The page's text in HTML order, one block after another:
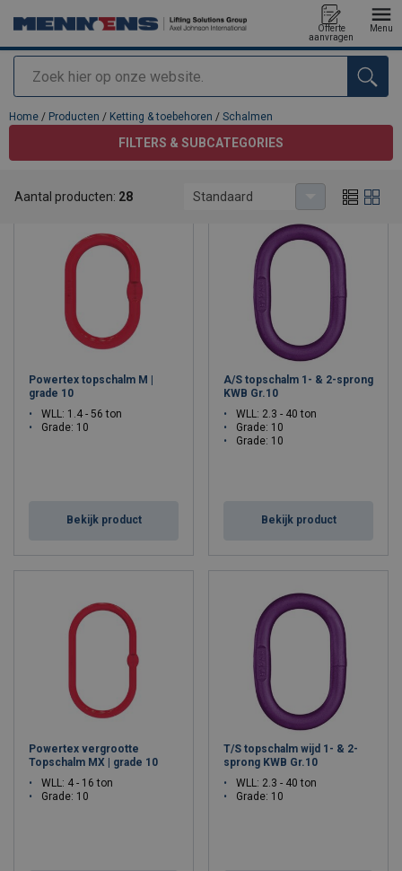
Zoeken
Offerte
aanvragen
Menu
toegevoegd aan uw offerte
Home / Producten / Ketting & toebehoren / Schalmen
FILTERS & SUBCATEGORIES
Aantal producten: 28 Standaard
Powertex topschalm M |
grade 10
WLL: 1.4 - 56 ton
Grade: 10
Bekijk product
A/S topschalm 1- & 2-sprong
KWB Gr.10
WLL: 2.3 - 40 ton
Grade: 10
Grade: 10
Bekijk product
Powertex vergrootte
Topschalm MX | grade 10
WLL: 4 - 16 ton
Grade: 10
T/S topschalm wijd 1- & 2-
sprong KWB Gr.10
WLL: 2.3 - 40 ton
Grade: 10